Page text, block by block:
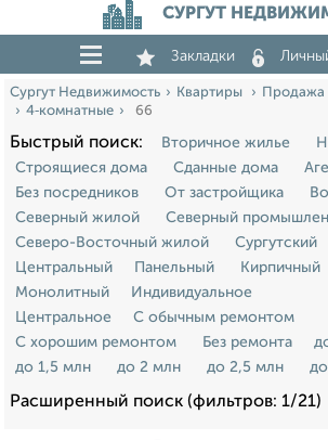
СУРГУТ
Закладки
Сургут Недвижимость Квартиры
Продажа
4‑комнатные
66
Быстрый поиск: Вторичное жилье
Строящиеся дома
Сданные дома
Без посредников
От застройщика
Северный жилой
Северный
Северо-Восточный жилой
Сургутский
Центральный
Панельный
Кирпичный
Монолитный
Индивидуальное
Центральное
С обычным ремонтом
С хорошим ремонтом
Без ремонта
до 1,5 млн
до 2 млн до 2,5 млн
Расширенный поиск (фильтров: 1/21)